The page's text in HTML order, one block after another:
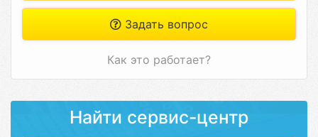
Задать вопрос
Как это работает?
Найти сервис-центр